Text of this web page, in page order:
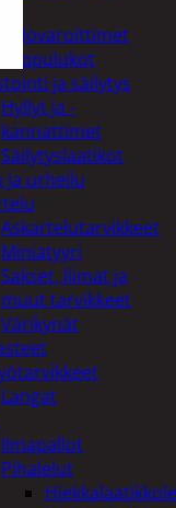
Palovaroittimet
Riippulukot
ja säilytys
Hyllyt ja -
kannattimet
Säilytyslaatikot
ja urheilu
Askartelutarvikkeet
Miniatyyri
Sakset, liimat ja
muut tarvikkeet
Värikynät
Langat
Ilmapallot
Pihalelut